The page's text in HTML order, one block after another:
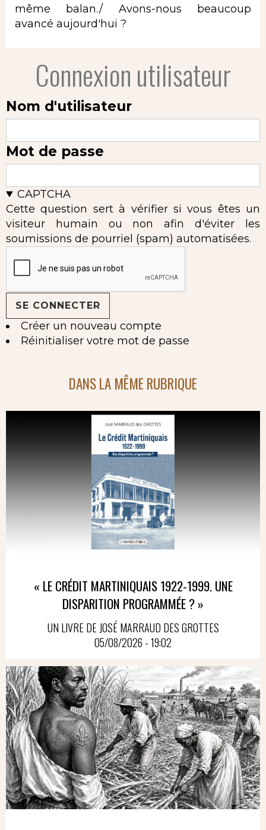
même balan./ Avons-nous beaucoup
avancé aujourd'hui ?
Connexion utilisateur
Nom d'utilisateur
Mot de passe
CAPTCHA
Cette question sert à vérifier si vous êtes un
visiteur humain ou non afin d'éviter les
soumissions de pourriel (spam) automatisées.
Créer un nouveau compte
Réinitialiser votre mot de passe
DANS LA MÊME RUBRIQUE
« LE CRÉDIT MARTINIQUAIS 1922-1999. UNE
DISPARITION PROGRAMMÉE ? »
UN LIVRE DE JOSÉ MARRAUD DES GROTTES
05/08/2026 - 19:02